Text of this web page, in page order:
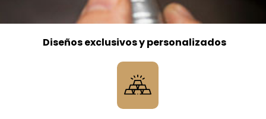
Diseños exclusivos y personalizados